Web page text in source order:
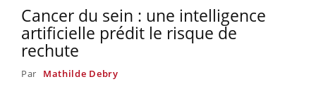
Cancer du sein : une intelligence
artificielle prédit le risque de
rechute
Par Mathilde Debry